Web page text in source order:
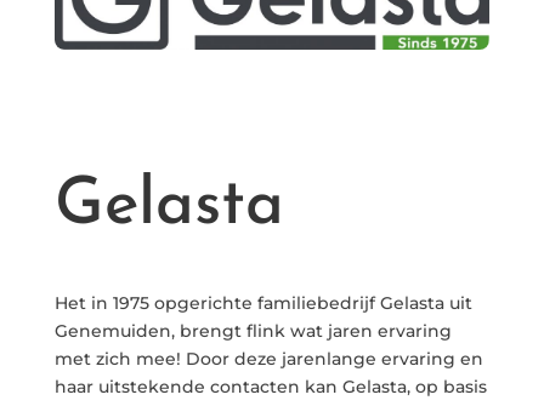
Gelasta
Het in 1975 opgerichte familiebedrijf Gelasta uit
Genemuiden, brengt flink wat jaren ervaring
met zich mee! Door deze jarenlange ervaring en
haar uitstekende contacten kan Gelasta, op basis